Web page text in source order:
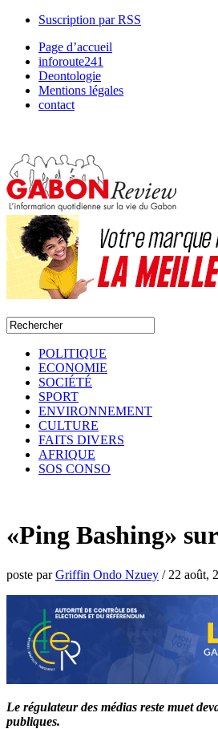
Suscription par RSS
Page d’accueil
inforoute241
Deontologie
Mentions légales
contact
POLITIQUE
ECONOMIE
SOCIÉTÉ
SPORT
ENVIRONNEMENT
CULTURE
FAITS DIVERS
AFRIQUE
SOS CONSO
«Ping Bashing»
poste parGriffin Ondo Nzuey / 22 août,
Le régulateur des médias reste muet
publiques.